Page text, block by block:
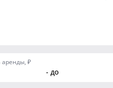
аренды, ₽
- до